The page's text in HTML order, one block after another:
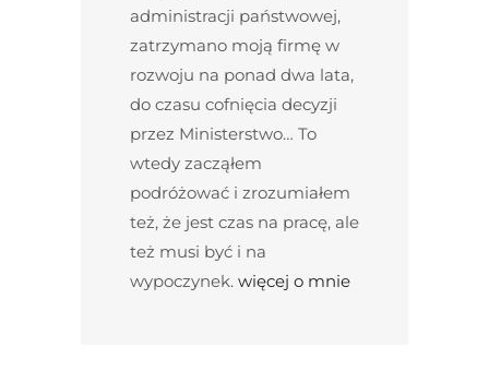
administracji państwowej,
zatrzymano moją firmę w
rozwoju na ponad dwa lata,
do czasu cofnięcia decyzji
przez Ministerstwo… To
wtedy zacząłem
podróżować i zrozumiałem
też, że jest czas na pracę, ale
też musi być i na
wypoczynek. więcej o mnie